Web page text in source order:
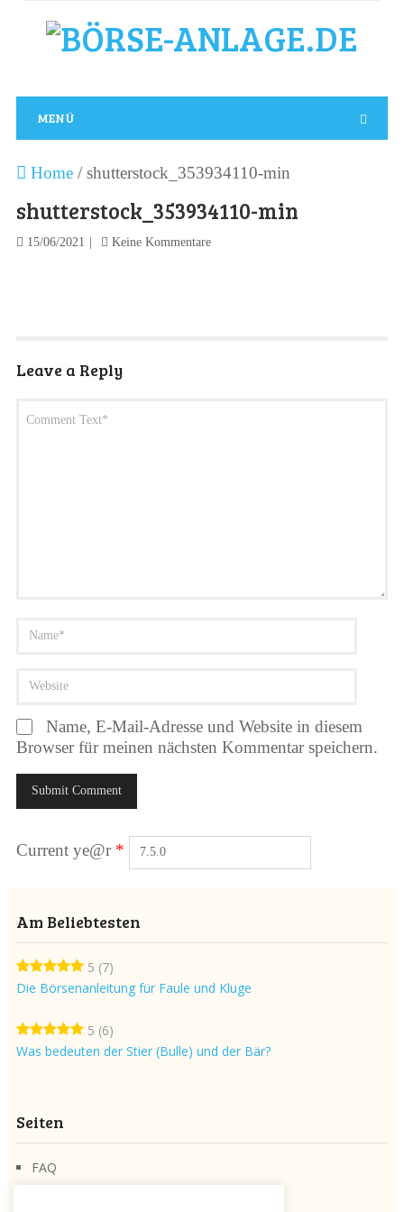
MENÜ
Home/ shutterstock_353934110-min
shutterstock_353934110-min
15/06/2021 Keine Kommentare
Leave a Reply
Name, E-Mail-Adresse und Website in diesem
Browser für meinen nächsten Kommentar speichern.
Current ye@r *
Am Beliebtesten
5 (7)
Die Börsenanleitung für Faule und Kluge
5 (6)
Was bedeuten der Stier (Bulle) und der Bär?
Seiten
FAQ